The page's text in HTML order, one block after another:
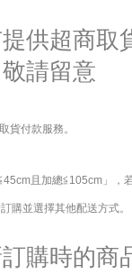
供超商取
請留意
貨付款服務。
且加總≦105cm」，
購並選擇其他配送方式。
購時的商